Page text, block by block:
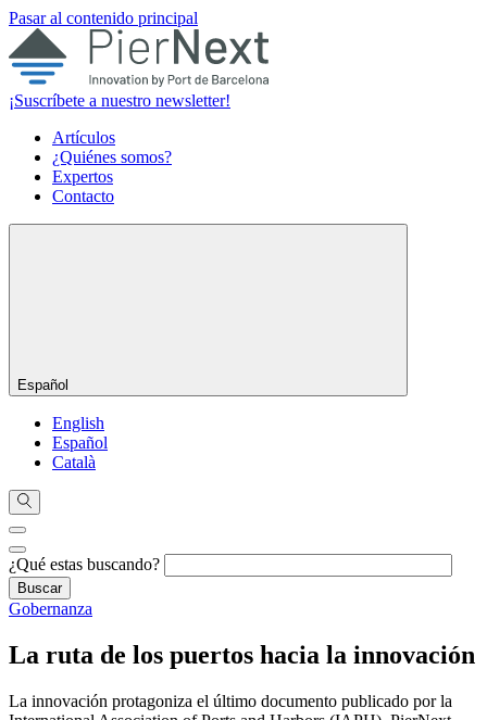
Pasar al contenido principal
¡Suscríbete a nuestro newsletter!
Artículos
¿Quiénes somos?
Expertos
Contacto
Español
English
Español
Català
¿Qué estas buscando?
Gobernanza
La ruta de los puertos hacia la innovación
La innovación protagoniza el último documento publicado por la